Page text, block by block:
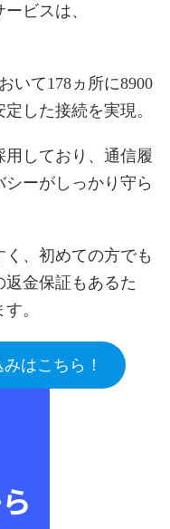
ビスは、
いて178ヵ所に8900
した接続を実現。
用しており、通信履
ーがしっかり守ら
、初めての方でも
金保証もあるた
。
はこちら！